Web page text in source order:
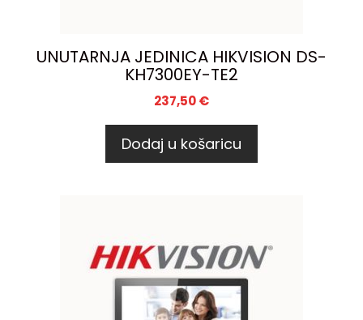
UNUTARNJA JEDINICA HIKVISION DS-
KH7300EY-TE2
237,50€
Dodaj u košaricu